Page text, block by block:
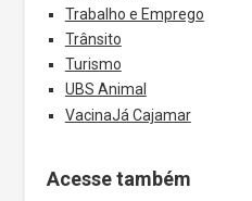
Trabalho e Emprego
Trânsito
Turismo
UBS Animal
VacinaJá Cajamar
Acesse também